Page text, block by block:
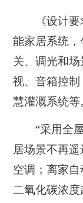
《设计要
能家居系统
关、调光和
视、音箱控
慧灌溉系统等
“采用全屋
居场景不再
空调；离家
二氧化碳浓